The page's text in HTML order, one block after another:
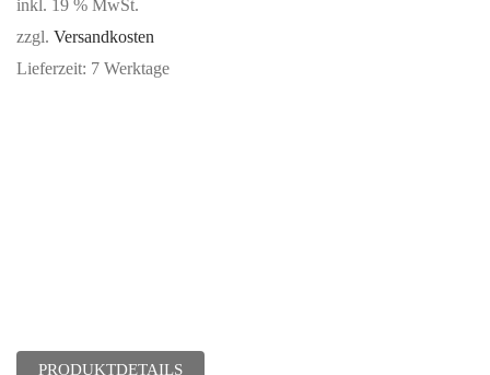
inkl. 19 % MwSt.
zzgl. Versandkosten
Lieferzeit: 7 Werktage
PRODUKTDETAILS